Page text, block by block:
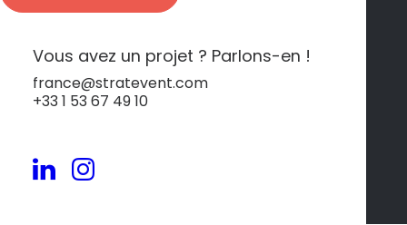
Vous avez un projet ? Parlons-en !
france@stratevent.com
+33 1 53 67 49 10
Élégance moderne au
cœur de la ville